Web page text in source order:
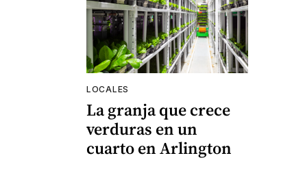
LOCALES
La granja que crece
verduras en un
cuarto en Arlington